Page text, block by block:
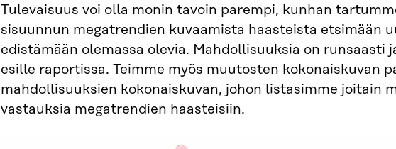
Tulevaisuus voi olla monin tavoin parempi, kunhan
sisuunnun megatrendien kuvaamista haasteista etsimään
edistämään olemassa olevia. Mahdollisuuksia on runsaasti
esille raportissa. Teimme myös muutosten kokonaiskuvan
mahdollisuuksien kokonaiskuvan, johon listasimme joitain
vastauksia megatrendien haasteisiin.